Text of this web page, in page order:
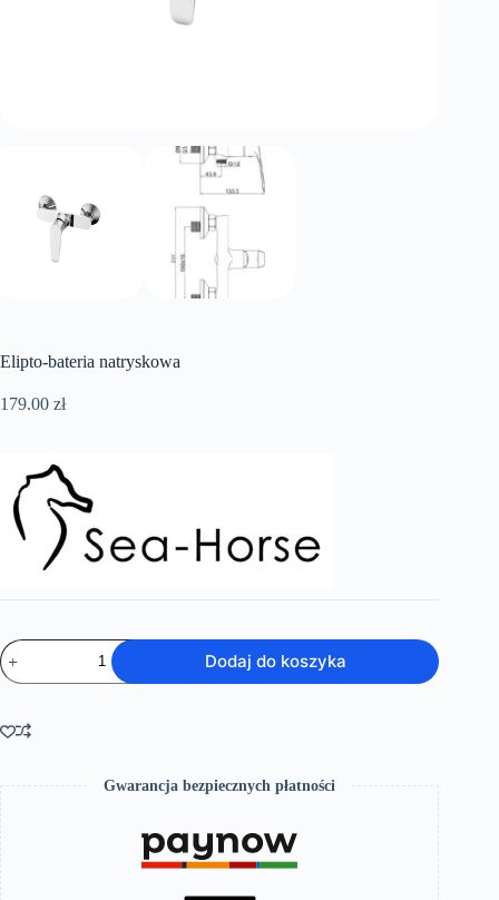
Elipto-bateria natryskowa
179.00 zł
ilość
Elipto-
bateria
Dodaj do koszyka
Gwarancja bezpiecznych płatności